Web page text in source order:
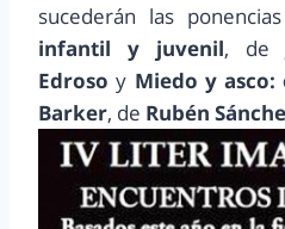
sucederán las ponencias
infantil y juvenil, de
Edroso y Miedo y asco:
Barker, de Rubén